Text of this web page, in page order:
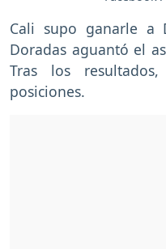
Cali supo ganarle a
Doradas aguantó el
Tras los
posiciones.